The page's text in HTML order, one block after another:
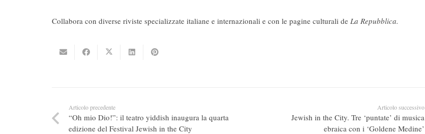
Collabora con diverse riviste specializzate italiane e internazionali e con le pagine culturali de La Repubblica.
Articolo precedente
“Oh mio Dio!”: il teatro yiddish inaugura la quarta
edizione del Festival Jewish in the City
Articolo successivo
Jewish in the City. Tre ‘puntate’ di musica
ebraica con i ‘Goldene Medine’